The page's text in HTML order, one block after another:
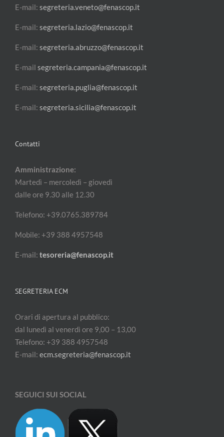
E-mail: segreteria.veneto@fenascop.it
E-mail: segreteria.lazio@fenascop.it
E-mail: segreteria.abruzzo@fenascop.it
E-mail segreteria.campania@fenascop.it
E-mail: segreteria.puglia@fenascop.it
E-mail: segreteria.sicilia@fenascop.it
Contatti
Amministrazione:
Martedì – mercoledì – giovedì
dalle ore 9.30 alle 12.30
Telefono: +39.0765.389784
Mobile: +39 388 4957548
E-mail: tesoreria@fenascop.it
SEGRETERIA ECM
Orari di apertura al pubblico:
dal lunedì al venerdì ore 9,00 – 13,00
Telefono: +39 388 4957548
E-mail: ecm.segreteria@fenascop.it
SEGUICI SUI SOCIAL